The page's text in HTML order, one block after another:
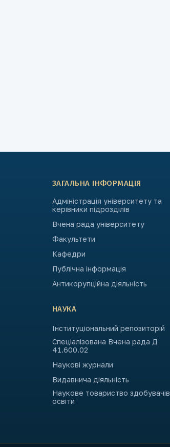
ЗАГАЛЬНА ІНФОРМАЦІЯ
Адміністрація університету та
керівники підрозділів
Вчена рада університету
Факультети
Кафедри
Публічна інформація
Антикорупційна діяльність
НАУКА
Інституціональний репозиторій
Спеціалізована Вчена рада Д
41.600.02
Наукові журнали
Видавнича діяльність
Наукове товариство здобувачів
освіти